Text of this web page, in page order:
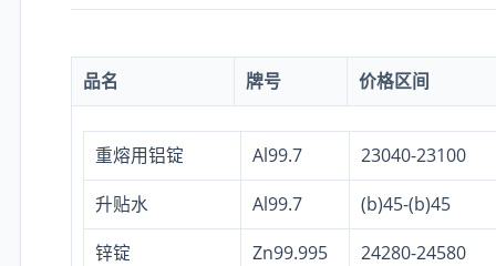
品名 牌号 价格区间
重熔用铝锭 Al99.7
23040-23100
升贴水
Al99.7
(b)45-(b)45
锌锭
Zn99.995
24280-24580